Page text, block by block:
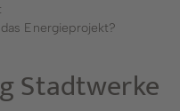
Energieprojekt?
Stadtwerke